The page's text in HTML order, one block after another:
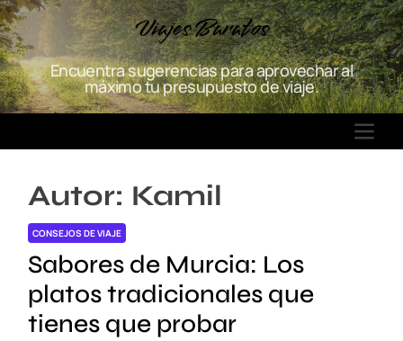
S
k
i
p
t
o
Viajes Baratos
Encuentra sugerencias para aprovechar al
máximo tu presupuesto de viaje.
M
E
Autor: Kamil
CONSEJOS DE VIAJE
Sabores de Murcia: Los
platos tradicionales que
tienes que probar